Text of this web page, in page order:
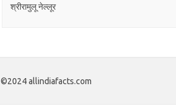
श्रीरामुलू नेल्लूर
©2024 allindiafacts.com